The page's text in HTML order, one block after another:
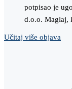
potpisao je
d.o.o. Maglaj,
Učitaj više objava